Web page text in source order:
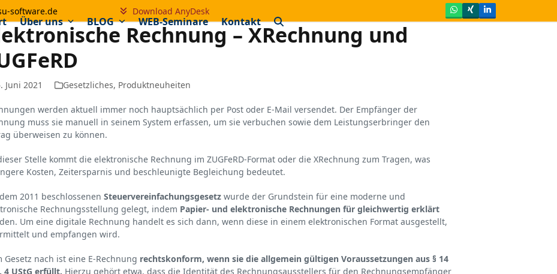
software.de Download AnyDesk Whatsapp
XingLinkedIn
Über uns BLOG WEB-Seminare Kontakt
Rechnung – XRechnung und
Juni 2021 Gesetzliches, Produktneuheiten
werden aktuell immer noch hauptsächlich per Post oder E-Mail versendet. Der Empfänger der
muss sie manuell in seinem System erfassen, um sie verbuchen sowie dem Leistungserbringer den
überweisen zu können.
Stelle kommt die elektronische Rechnung im ZUGFeRD-Format oder die XRechnung zum Tragen, was
Kosten, Zeitersparnis und beschleunigte Begleichung bedeutet.
2011 beschlossenen Steuervereinfachungsgesetz wurde der Grundstein für eine moderne und
Rechnungsstellung gelegt, indem Papier- und elektronische Rechnungen für gleichwertig erklärt
Um eine digitale Rechnung handelt es sich dann, wenn diese in einem elektronischen Format ausgestellt,
und empfangen wird.
Gesetz nach ist eine E-Rechnung rechtskonform, wenn sie die allgemein gültigen Voraussetzungen aus § 14
4 UStG erfüllt. Hierzu gehört etwa, dass die Identität des Rechnungsausstellers für den Rechnungsempfänger